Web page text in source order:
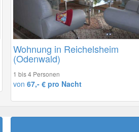
Wohnung in Reichelsheim
(Odenwald)
1 bis 4 Personen
von 67,- € pro Nacht